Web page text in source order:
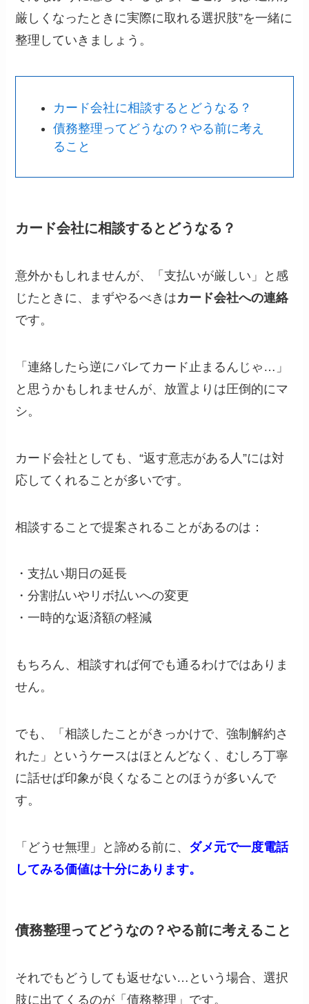
厳しくなったときに実際に取れる選択肢”を一緒に
整理していきましょう。
カード会社に相談するとどうなる？
債務整理ってどうなの？やる前に考え
ること
カード会社に相談するとどうなる？
意外かもしれませんが、「支払いが厳しい」と感
じたときに、まずやるべきはカード会社への連絡
です。
「連絡したら逆にバレてカード止まるんじゃ…」
と思うかもしれませんが、放置よりは圧倒的にマ
シ。
カード会社としても、“返す意志がある人”には対
応してくれることが多いです。
相談することで提案されることがあるのは：
・支払い期日の延長
・分割払いやリボ払いへの変更
・一時的な返済額の軽減
もちろん、相談すれば何でも通るわけではありま
せん。
でも、「相談したことがきっかけで、強制解約さ
れた」というケースはほとんどなく、むしろ丁寧
に話せば印象が良くなることのほうが多いんで
す。
「どうせ無理」と諦める前に、 ダメ元で一度電話
してみる価値は十分にあります。
債務整理ってどうなの？やる前に考えること
それでもどうしても返せない…という場合、選択
肢に出てくるのが「債務整理」です。